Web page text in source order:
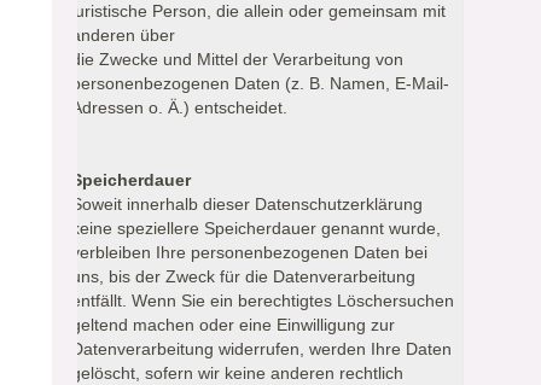
juristische Person, die allein oder gemeinsam mit
anderen über
die Zwecke und Mittel der Verarbeitung von
personenbezogenen Daten (z. B. Namen, E-Mail-
Adressen o. Ä.) entscheidet.
Speicherdauer
Soweit innerhalb dieser Datenschutzerklärung
keine speziellere Speicherdauer genannt wurde,
verbleiben Ihre personenbezogenen Daten bei
uns, bis der Zweck für die Datenverarbeitung
entfällt. Wenn Sie ein berechtigtes Löschersuchen
geltend machen oder eine Einwilligung zur
Datenverarbeitung widerrufen, werden Ihre Daten
gelöscht, sofern wir keine anderen rechtlich